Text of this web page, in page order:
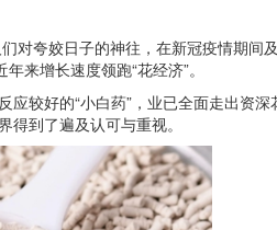
夸姣日子的神往，在新冠疫情期间
来增长速度领跑“花经济”。
较好的“小白药”，业已全面走出资
到了遍及认可与重视。